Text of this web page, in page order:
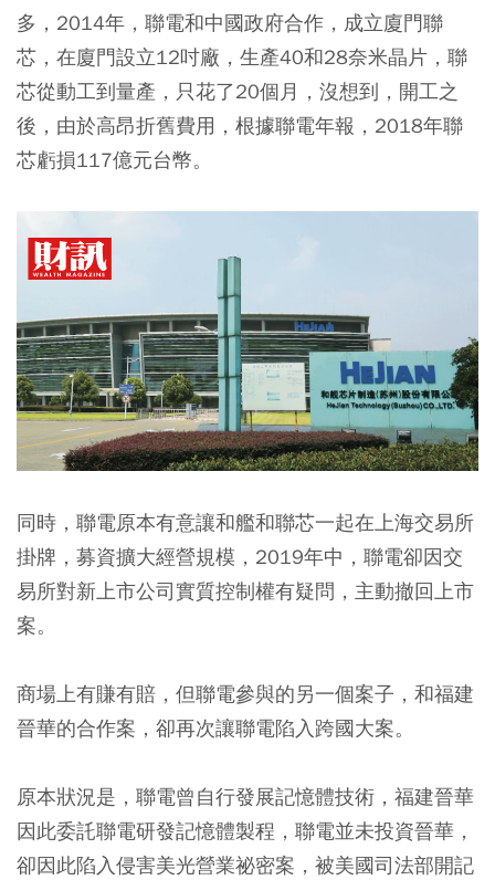
多，2014年，聯電和中國政府合作，成立廈門聯
芯，在廈門設立12吋廠，生產40和28奈米晶片，聯
芯從動工到量產，只花了20個月，沒想到，開工之
後，由於高昂折舊費用，根據聯電年報，2018年聯
芯虧損117億元台幣。
同時，聯電原本有意讓和艦和聯芯一起在上海交易所
掛牌，募資擴大經營規模，2019年中，聯電卻因交
易所對新上市公司實質控制權有疑問，主動撤回上市
案。
商場上有賺有賠，但聯電參與的另一個案子，和福建
晉華的合作案，卻再次讓聯電陷入跨國大案。
原本狀況是，聯電曾自行發展記憶體技術，福建晉華
因此委託聯電研發記憶體製程，聯電並未投資晉華，
卻因此陷入侵害美光營業祕密案，被美國司法部開記